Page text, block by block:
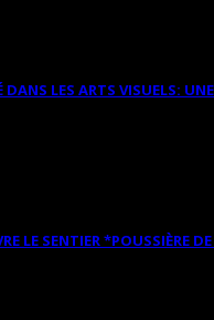
LES ARTS VISUELS:
LE SENTIER *POUSSIÈRE